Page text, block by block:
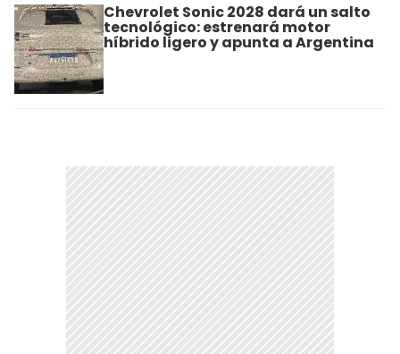
Chevrolet Sonic 2028 dará un salto
tecnológico: estrenará motor
híbrido ligero y apunta a Argentina